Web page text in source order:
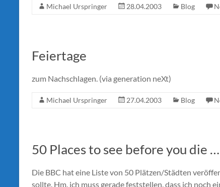
Michael Urspringer 28.04.2003 Blog
Feiertage
zum Nachschlagen. (via generation neXt)
Michael Urspringer 27.04.2003 Blog
50 Places to see before you die …
Die BBC hat eine Liste von 50 Plätzen/Städten
sollte. Hm, ich muss gerade feststellen, dass ich noch